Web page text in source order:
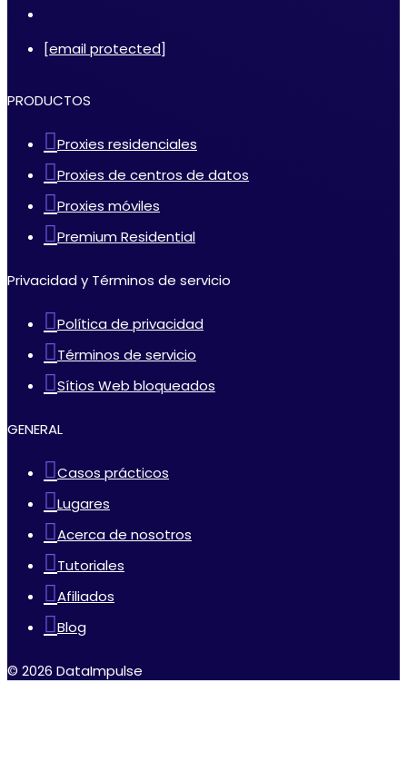
[email protected]
PRODUCTOS
Proxies residenciales
Proxies de centros de datos
Proxies móviles
Premium Residential
Privacidad y Términos de servicio
Política de privacidad
Términos de servicio
Sítios Web bloqueados
GENERAL
Casos prácticos
Lugares
Acerca de nosotros
Tutoriales
Afiliados
Blog
© 2026 DataImpulse